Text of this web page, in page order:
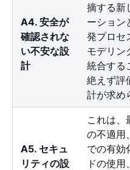
A4. 安全が
確認されな
い不安な設
計
摘する新
ーション
発プロセ
モデリン
統合する
絶えず評
計が求め
A5. セキュ
リティの設
これは、
の不適用
での有効
ドの使